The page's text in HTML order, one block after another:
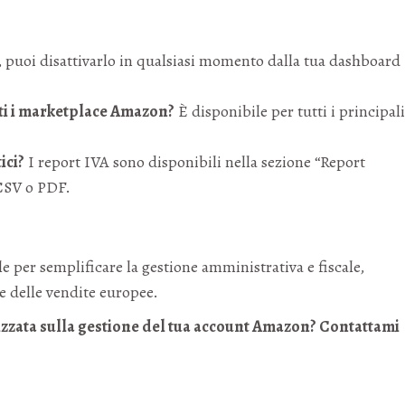
disattivarlo in qualsiasi momento dalla tua dashboard
marketplace Amazon? È disponibile per tutti i principali
I report IVA sono disponibili nella sezione “Report
o PDF.
per semplificare la gestione amministrativa e fiscale,
vendite europee.
sulla gestione del tua account Amazon? Contattami